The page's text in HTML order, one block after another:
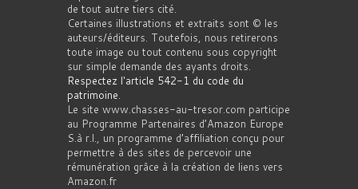
de tout autre tiers cité.
Certaines illustrations et extraits sont © les
auteurs/éditeurs. Toutefois, nous retirerons
toute image ou tout contenu sous copyright
sur simple demande des ayants droits.
Respectez l'article 542-1 du code du
patrimoine.
Le site www.chasses-au-tresor.com participe
au Programme Partenaires d’Amazon Europe
S.à r.l., un programme d’affiliation conçu pour
permettre à des sites de percevoir une
rémunération grâce à la création de liens vers
Amazon.fr